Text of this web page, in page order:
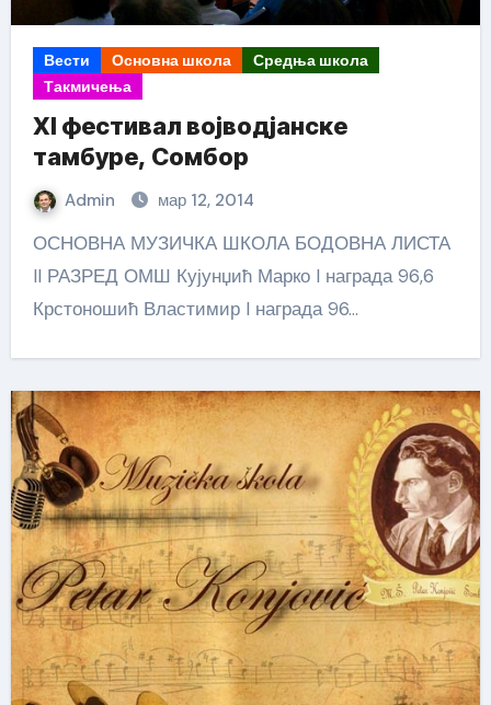
Вести Основна школа
Средња школа
Такмичења
XI фестивал војводјанске
тамбуре, Сомбор
Admin мар 12, 2014
ОСНОВНА МУЗИЧКА ШКОЛА БОДОВНА ЛИСТА
II РАЗРЕД ОМШ Кујунџић Марко I награда 96,6
Крстоношић Властимир I награда 96…